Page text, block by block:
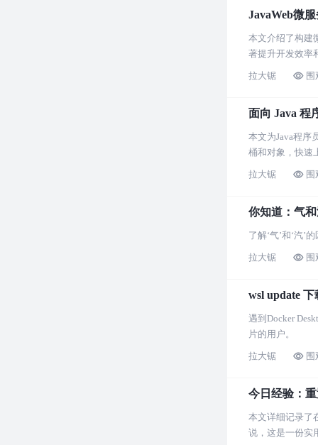
JavaWeb微
本文介绍了构建
著提升开发效率
拉大锯 围
面向 Java 程
本文为Java程序
桶和对象，快速
拉大锯 围
你知道：气
了解‘气’和‘汽’
拉大锯 围
wsl update
遇到Docker
片的用户。
拉大锯 围
今日经验：
本文详细记录了
说，这是一份实